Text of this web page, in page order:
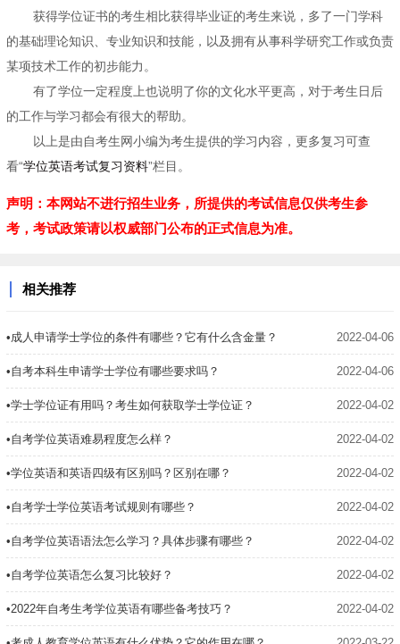
获得学位证书的考生相比获得毕业证的考生来说，多了一门学科
的基础理论知识、专业知识和技能，以及拥有从事科学研究工作或负责
某项技术工作的初步能力。
有了学位一定程度上也说明了你的文化水平更高，对于考生日后
的工作与学习都会有很大的帮助。
以上是由自考生网小编为考生提供的学习内容，更多复习可查
看“学位英语考试复习资料”栏目。
声明：本网站不进行招生业务，所提供的考试信息仅供考生参
考，考试政策请以权威部门公布的正式信息为准。
相关推荐
•成人申请学士学位的条件有哪些？它有什么含金量？ 2022-04-06
•自考本科生申请学士学位有哪些要求吗？ 2022-04-06
•学士学位证有用吗？考生如何获取学士学位证？ 2022-04-02
•自考学位英语难易程度怎么样？ 2022-04-02
•学位英语和英语四级有区别吗？区别在哪？ 2022-04-02
•自考学士学位英语考试规则有哪些？ 2022-04-02
•自考学位英语语法怎么学习？具体步骤有哪些？ 2022-04-02
•自考学位英语怎么复习比较好？ 2022-04-02
•2022年自考生考学位英语有哪些备考技巧？ 2022-04-02